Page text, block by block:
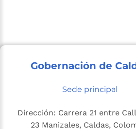
Gobernación de
Sede principal
Dirección: Carrera 21 entre
23 Manizales, Caldas,